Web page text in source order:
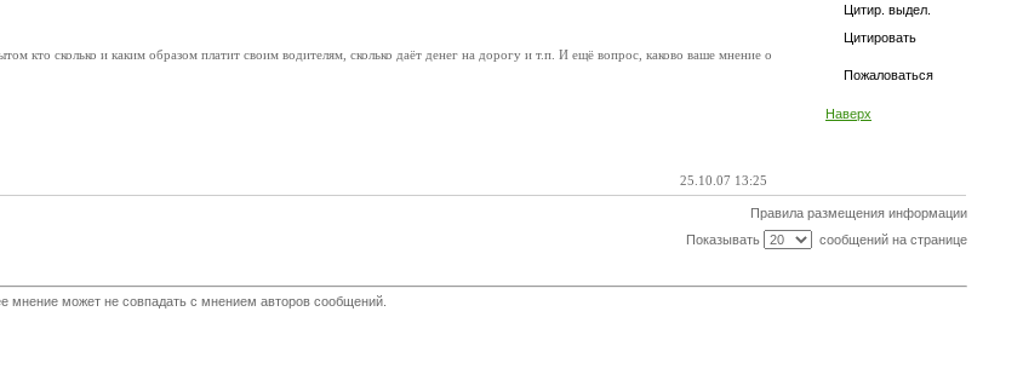
Цитир. выдел.
Цитировать
Пожаловаться
Наверх
кто сколько и каким образом платит своим водителям, сколько даёт денег на дорогу и т.п. И ещё вопрос, каково ваше мнение о
25.10.07 13:25
Правила размещения информации
Показывать
сообщений на странице
мнение может не совпадать с мнением авторов сообщений.